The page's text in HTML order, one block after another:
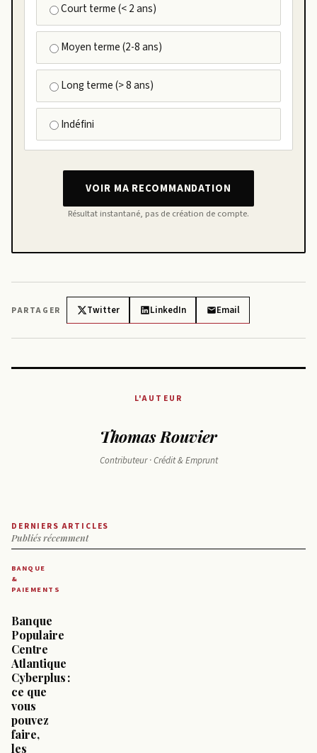
Court terme (< 2 ans)
Moyen terme (2-8 ans)
Long terme (> 8 ans)
Indéfini
VOIR MA RECOMMANDATION
Résultat instantané, pas de création de compte.
PARTAGER Twitter LinkedIn Email
L'AUTEUR
Thomas Rouvier
Contributeur · Crédit & Emprunt
DERNIERS ARTICLES
Publiés récemment
BANQUE
&
PAIEMENTS
Banque
Populaire
Centre
Atlantique
Cyberplus :
ce que
vous
pouvez
faire,
les